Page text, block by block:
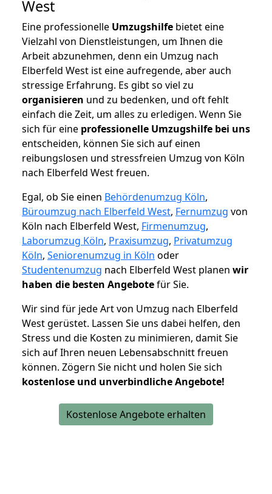
West
Eine professionelle Umzugshilfe bietet eine
Vielzahl von Dienstleistungen, um Ihnen die
Arbeit abzunehmen, denn ein Umzug nach
Elberfeld West ist eine aufregende, aber auch
stressige Erfahrung. Es gibt so viel zu
organisieren und zu bedenken, und oft fehlt
einfach die Zeit, um alles zu erledigen. Wenn Sie
sich für eine professionelle Umzugshilfe bei uns
entscheiden, können Sie sich auf einen
reibungslosen und stressfreien Umzug von Köln
nach Elberfeld West freuen.
Egal, ob Sie einen Behördenumzug Köln,
Büroumzug nach Elberfeld West, Fernumzug von
Köln nach Elberfeld West, Firmenumzug,
Laborumzug Köln, Praxisumzug, Privatumzug
Köln, Seniorenumzug in Köln oder
Studentenumzug nach Elberfeld West planen wir
haben die besten Angebotefür Sie.
Wir sind für jede Art von Umzug nach Elberfeld
West gerüstet. Lassen Sie uns dabei helfen, den
Stress und die Kosten zu minimieren, damit Sie
sich auf Ihren neuen Lebensabschnitt freuen
können. Zögern Sie nicht und holen Sie sich
kostenlose und unverbindliche Angebote!
Kostenlose Angebote erhalten